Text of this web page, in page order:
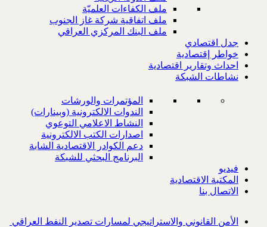
ملف الكفاءات العلميّة
ملف اتفاقية شركة غاز الجنوب
ملف البنك المركزي العراقي
جدل اقتصادي
خواطر إقتصادية
احداث وتقارير اقتصادية
نشاطات الشبكة
المؤتمرات والورشات
الندوات الالكترونية (وبينارات)
النشاط الاعلامي التوعوي
اصدارات الكتب الالكترونية
دعم الكوادر الاقتصادية الشابة
البرنامج البحثي للشبكة
فيديو
المكتبة الاقتصادية
الاتصال بنا